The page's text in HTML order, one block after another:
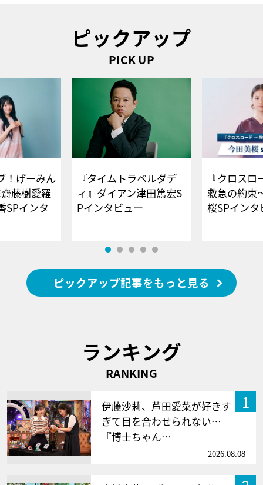
ピックアップ
PICK UP
！げーみん
藤樹愛羅
SPインタ
『タイムトラベルダデ
ィ』ダイアン津田篤宏S
Pインタビュー
『クロス
救急の約束
桜SPイ
ピックアップ記事をもっと見る
ランキング
RANKING
1
伊藤沙莉、芦田愛菜が好きす
ぎて目を合わせられない…
『博士ちゃん…
2026.08.08